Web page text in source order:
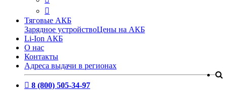
Тяговые АКБ
Зарядное устройствоЦены на АКБ
Li-Ion АКБ
О нас
Контакты
Адреса выдачи в регионах
8 (800) 505-34-97